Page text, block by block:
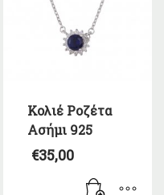
Κολιέ Ροζέτα
Ασήμι 925
€35,00